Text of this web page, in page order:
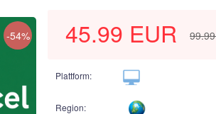
-54% 45.99 EUR 99.99
Plattform:
Region: